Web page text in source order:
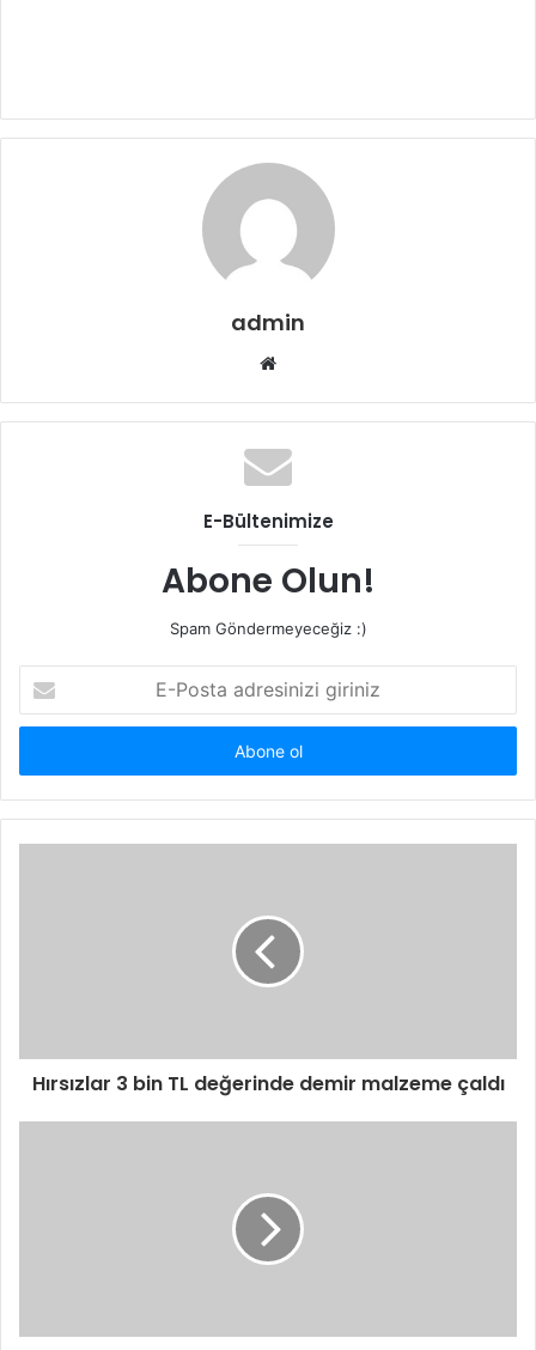
admin
Web
E-Bültenimize
Abone Olun!
Spam Göndermeyeceğiz :)
Posta
adresinizi
Hırsızlar 3 bin TL değerinde demir malzeme çaldı